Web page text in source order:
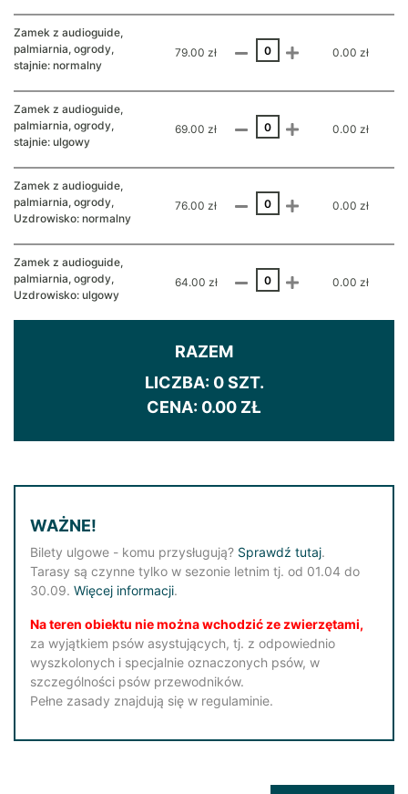
Zamek z audioguide,
palmiarnia, ogrody,
stajnie: normalny
79.00 zł 0.00 zł
Zamek z audioguide,
palmiarnia, ogrody,
stajnie: ulgowy
69.00 zł 0.00 zł
Zamek z audioguide,
palmiarnia, ogrody,
Uzdrowisko: normalny
76.00 zł 0.00 zł
Zamek z audioguide,
palmiarnia, ogrody,
Uzdrowisko: ulgowy
64.00 zł 0.00 zł
RAZEM
LICZBA: 0SZT.
CENA: 0.00 ZŁ
WAŻNE!
Bilety ulgowe - komu przysługują? Sprawdź tutaj.
Tarasy są czynne tylko w sezonie letnim tj. od 01.04 do
30.09. Więcej informacji.
Na teren obiektu nie można wchodzić ze zwierzętami,
za wyjątkiem psów asystujących, tj. z odpowiednio
wyszkolonych i specjalnie oznaczonych psów, w
szczególności psów przewodników.
Pełne zasady znajdują się w regulaminie.